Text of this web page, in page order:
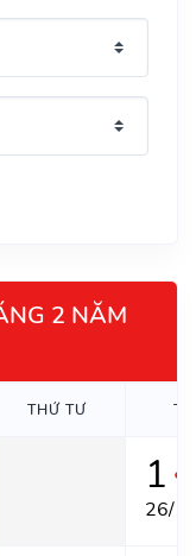
2 NĂM
THỨ TƯ
1 ●
26/